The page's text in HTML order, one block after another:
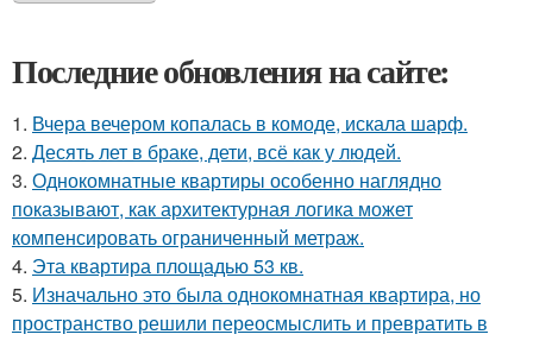
Последние обновления на сайте:
1. Вчера вечером копалась в комоде, искала шарф.
2. Десять лет в браке, дети, всё как у людей.
3. Однокомнатные квартиры особенно наглядно
показывают, как архитектурная логика может
компенсировать ограниченный метраж.
4. Эта квартира площадью 53 кв.
5. Изначально это была однокомнатная квартира, но
пространство решили переосмыслить и превратить в